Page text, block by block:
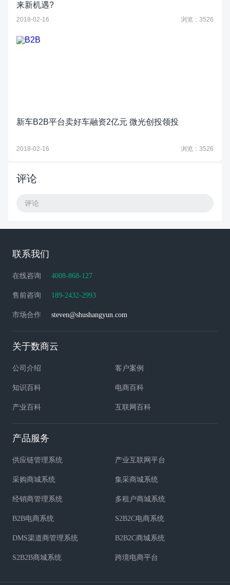
来新机遇?
2018-02-16 浏览：3526
新车B2B平台卖好车融资2亿元 微光创投领投
2018-02-16 浏览：3526
评论
评论
联系我们
在线咨询 4008-868-127
售前咨询 189-2432-2993
市场合作 steven@shushangyun.com
关于数商云
公司介绍 客户案例
知识百科 电商百科
产业百科 互联网百科
产品服务
供应链管理系统 产业互联网平台
采购商城系统 集采商城系统
经销商管理系统 多租户商城系统
B2B电商系统 S2B2C电商系统
DMS渠道商管理系统 B2B2C商城系统
S2B2B商城系统 跨境电商平台